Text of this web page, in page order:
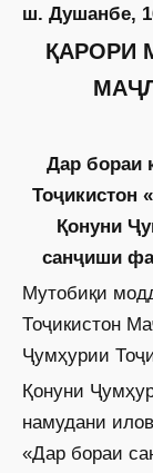
ш. Душанбе,
ҚАРОРИ
Дар бораи
Тоҷикистон
Қонуни
санҷиши
Мутобиқи
Тоҷикистон
Ҷумҳурии
Қонуни
намудани
«Дар бораи